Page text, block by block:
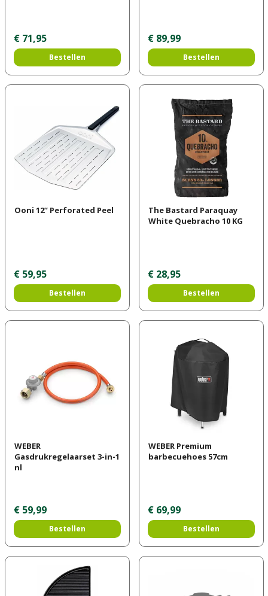
€ 71,95
Bestellen
€ 89,99
Bestellen
Ooni 12” Perforated Peel
€ 59,95
Bestellen
The Bastard Paraquay
White Quebracho 10 KG
€ 28,95
Bestellen
WEBER
Gasdrukregelaarset 3-in-1
nl
€ 59,99
Bestellen
WEBER Premium
barbecuehoes 57cm
€ 69,99
Bestellen